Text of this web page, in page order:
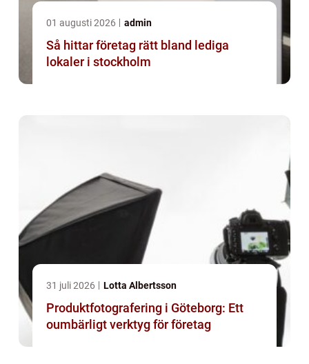
01 augusti 2026 admin
Så hittar företag rätt bland lediga
lokaler i stockholm
31 juli 2026 Lotta Albertsson
Produktfotografering i Göteborg: Ett
oumbärligt verktyg för företag